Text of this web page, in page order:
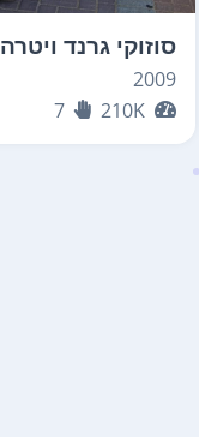
סוזוקי גרנד ויטרה
2009
210K
7